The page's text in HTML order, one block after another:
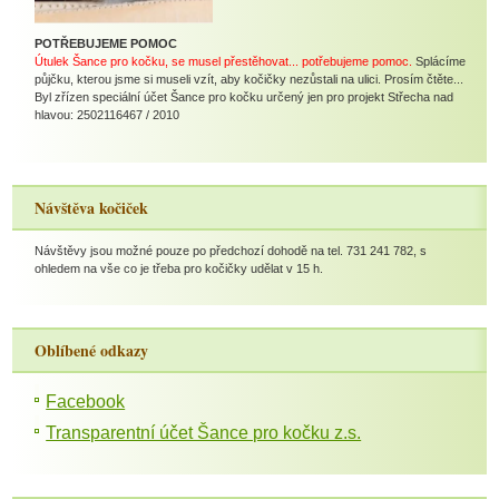
POTŘEBUJEME POMOC
Útulek Šance pro kočku, se musel přestěhovat... potřebujeme pomoc. Splácíme
půjčku, kterou jsme si museli vzít, aby kočičky nezůstali na ulici. Prosím čtěte...
Byl zřízen speciální účet Šance pro kočku určený jen pro projekt Střecha nad
hlavou: 2502116467 / 2010
Návštěva kočiček
Návštěvy jsou možné pouze po předchozí dohodě na tel. 731 241 782, s
ohledem na vše co je třeba pro kočičky udělat v 15 h.
Oblíbené odkazy
Facebook
Transparentní účet Šance pro kočku z.s.